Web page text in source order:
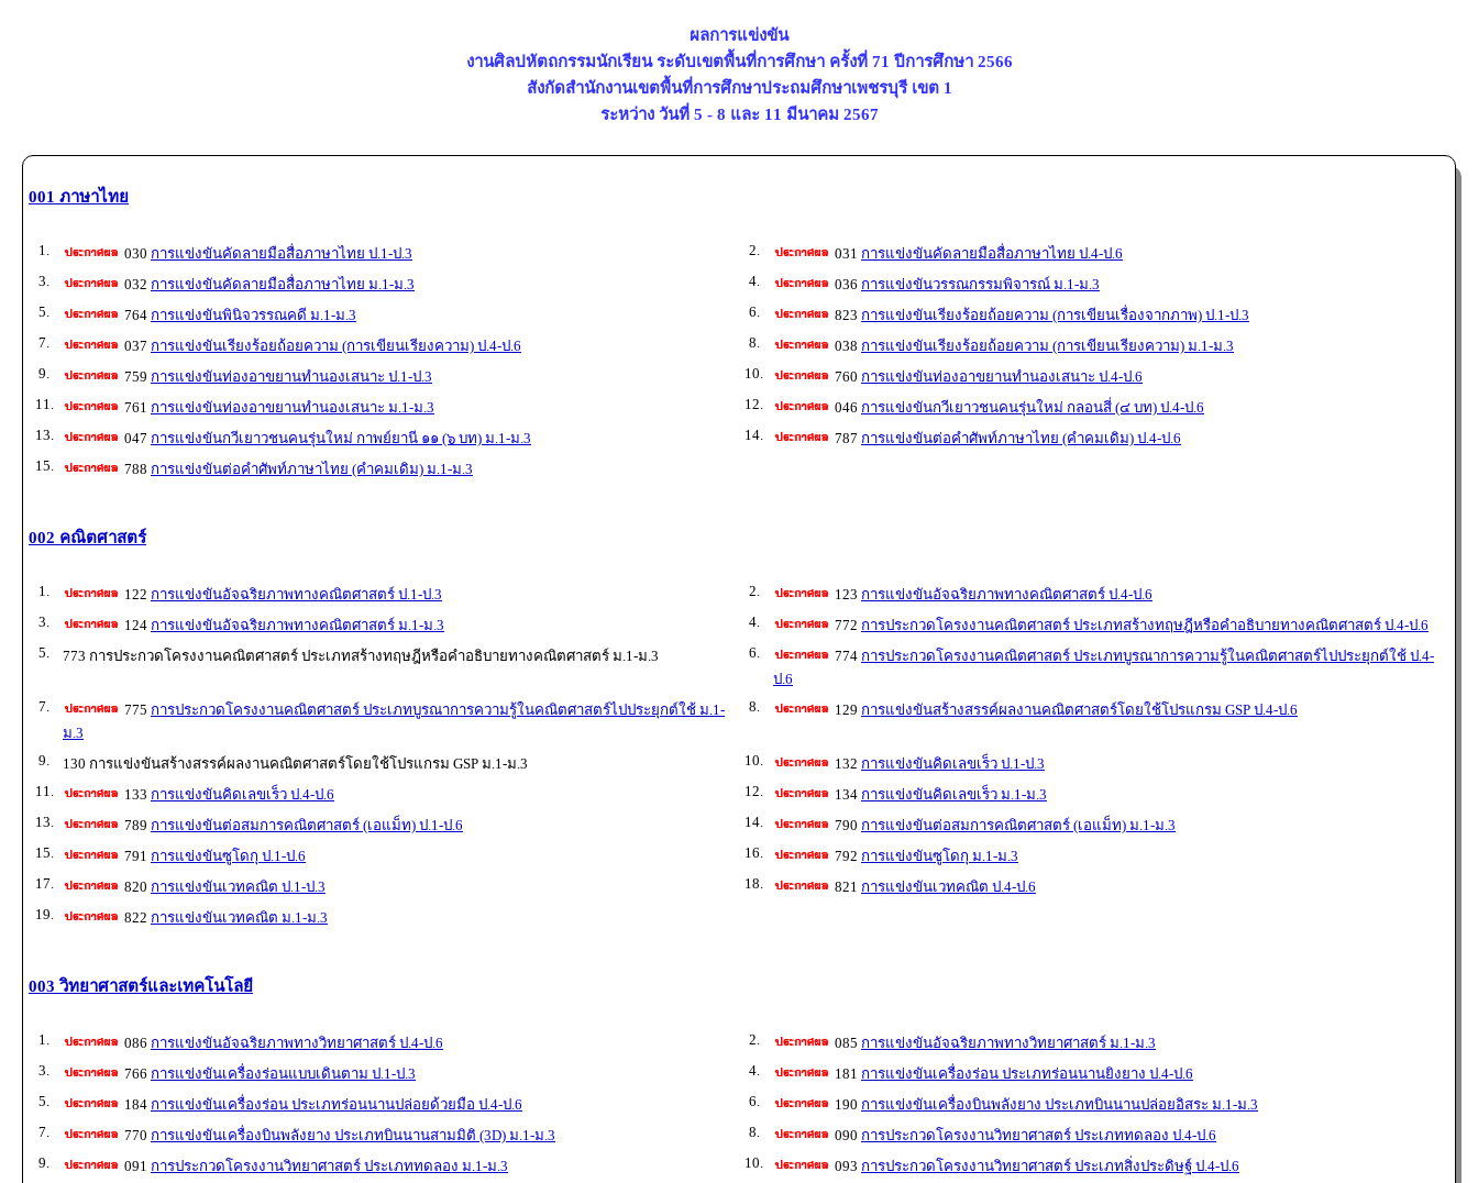
ผลการแข่งขัน
งานศิลปหัตถกรรมนักเรียน ระดับเขตพื้นที่การศึกษา ครั้งที่ 71 ปีการศึกษา 2566
สังกัดสำนักงานเขตพื้นที่การศึกษาประถมศึกษาเพชรบุรี เขต 1
ระหว่าง วันที่ 5 - 8 และ 11 มีนาคม 2567
001 ภาษาไทย
1. 030 การแข่งขันคัดลายมือสื่อภาษาไทย ป.1-ป.3 2. 031 การแข่งขันคัดลายมือสื่อภาษาไทย ป.4-ป.6
3.
032 การแข่งขันคัดลายมือสื่อภาษาไทย ม.1-ม.3 4. 036 การแข่งขันวรรณกรรมพิจารณ์ ม.1-ม.3
5.
764 การแข่งขันพินิจวรรณคดี ม.1-ม.3 6. 823 การแข่งขันเรียงร้อยถ้อยความ (การเขียนเรื่องจากภาพ) ป.1-ป.3
7.
037 การแข่งขันเรียงร้อยถ้อยความ (การเขียนเรียงความ) ป.4-ป.6 8. 038 การแข่งขันเรียงร้อยถ้อยความ (การเขียนเรียงความ) ม.1-ม.3
9.
759 การแข่งขันท่องอาขยานทำนองเสนาะ ป.1-ป.3 10. 760 การแข่งขันท่องอาขยานทำนองเสนาะ ป.4-ป.6
11.
761 การแข่งขันท่องอาขยานทำนองเสนาะ ม.1-ม.3 12. 046 การแข่งขันกวีเยาวชนคนรุ่นใหม่ กลอนสี่ (๔ บท) ป.4-ป.6
13.
047 การแข่งขันกวีเยาวชนคนรุ่นใหม่ กาพย์ยานี ๑๑ (๖ บท) ม.1-ม.3 14. 787 การแข่งขันต่อคำศัพท์ภาษาไทย (คำคมเดิม) ป.4-ป.6
15.
788 การแข่งขันต่อคำศัพท์ภาษาไทย (คำคมเดิม) ม.1-ม.3
002 คณิตศาสตร์
1. 122 การแข่งขันอัจฉริยภาพทางคณิตศาสตร์ ป.1-ป.3 2. 123 การแข่งขันอัจฉริยภาพทางคณิตศาสตร์ ป.4-ป.6
3.
124 การแข่งขันอัจฉริยภาพทางคณิตศาสตร์ ม.1-ม.3 4. 772 การประกวดโครงงานคณิตศาสตร์ ประเภทสร้างทฤษฎีหรือคำอธิบายทางคณิตศาสตร์ ป.4-ป.6
5.
773 การประกวดโครงงานคณิตศาสตร์ ประเภทสร้างทฤษฎีหรือคำอธิบายทางคณิตศาสตร์ ม.1-ม.3 6. 774 การประกวดโครงงานคณิตศาสตร์ ประเภทบูรณาการความรู้ในคณิตศาสตร์ไปประยุกต์ใช้ ป.4-
ป.6
7.
775 การประกวดโครงงานคณิตศาสตร์ ประเภทบูรณาการความรู้ในคณิตศาสตร์ไปประยุกต์ใช้ ม.1-
ม.3
8. 129 การแข่งขันสร้างสรรค์ผลงานคณิตศาสตร์โดยใช้โปรแกรม GSP ป.4-ป.6
9. 130 การแข่งขันสร้างสรรค์ผลงานคณิตศาสตร์โดยใช้โปรแกรม GSP ม.1-ม.3 10. 132 การแข่งขันคิดเลขเร็ว ป.1-ป.3
11.
133 การแข่งขันคิดเลขเร็ว ป.4-ป.6 12. 134 การแข่งขันคิดเลขเร็ว ม.1-ม.3
13.
789 การแข่งขันต่อสมการคณิตศาสตร์ (เอแม็ท) ป.1-ป.6 14. 790 การแข่งขันต่อสมการคณิตศาสตร์ (เอแม็ท) ม.1-ม.3
15.
791 การแข่งขันซูโดกุ ป.1-ป.6 16. 792 การแข่งขันซูโดกุ ม.1-ม.3
17.
820 การแข่งขันเวทคณิต ป.1-ป.3 18. 821 การแข่งขันเวทคณิต ป.4-ป.6
19.
822 การแข่งขันเวทคณิต ม.1-ม.3
003 วิทยาศาสตร์และเทคโนโลยี
1. 086 การแข่งขันอัจฉริยภาพทางวิทยาศาสตร์ ป.4-ป.6 2. 085 การแข่งขันอัจฉริยภาพทางวิทยาศาสตร์ ม.1-ม.3
3.
766 การแข่งขันเครื่องร่อนแบบเดินตาม ป.1-ป.3 4. 181 การแข่งขันเครื่องร่อน ประเภทร่อนนานยิงยาง ป.4-ป.6
5.
184 การแข่งขันเครื่องร่อน ประเภทร่อนนานปล่อยด้วยมือ ป.4-ป.6 6. 190 การแข่งขันเครื่องบินพลังยาง ประเภทบินนานปล่อยอิสระ ม.1-ม.3
7.
770 การแข่งขันเครื่องบินพลังยาง ประเภทบินนานสามมิติ (3D) ม.1-ม.3 8. 090 การประกวดโครงงานวิทยาศาสตร์ ประเภททดลอง ป.4-ป.6
9.
091 การประกวดโครงงานวิทยาศาสตร์ ประเภททดลอง ม.1-ม.3 10. 093 การประกวดโครงงานวิทยาศาสตร์ ประเภทสิ่งประดิษฐ์ ป.4-ป.6